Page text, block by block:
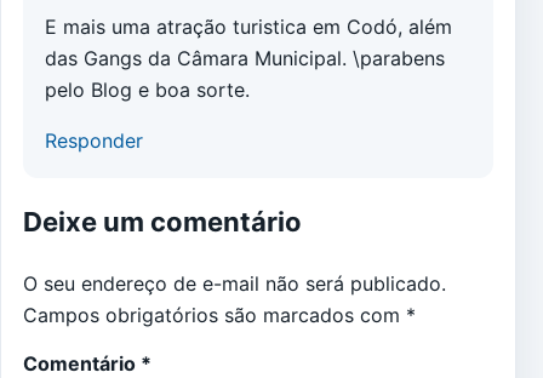
E mais uma atração turistica em Codó, além
das Gangs da Câmara Municipal. \parabens
pelo Blog e boa sorte.
Responder
Deixe um comentário
O seu endereço de e-mail não será publicado.
Campos obrigatórios são marcados com *
Comentário *